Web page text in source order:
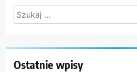
Szukaj:
Ostatnie wpisy